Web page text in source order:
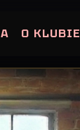
O KLUBIE